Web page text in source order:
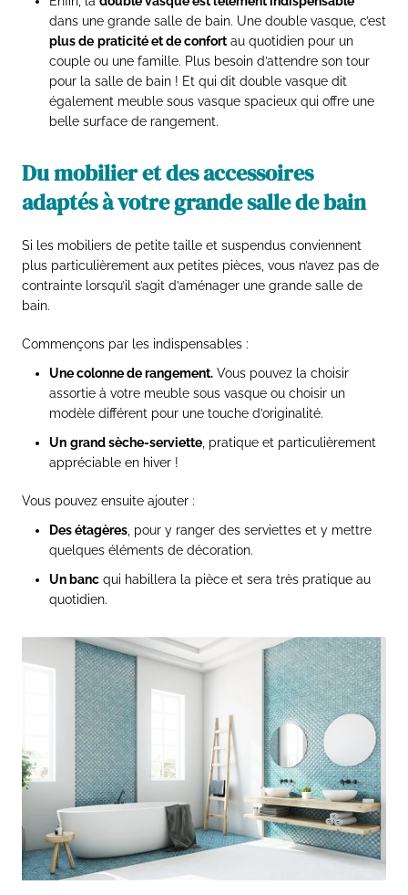
dans une grande salle de bain. Une double vasque, c’est
plus de praticité et de confortau quotidien pour un
couple ou une famille. Plus besoin d’attendre son tour
pour la salle de bain ! Et qui dit double vasque dit
également meuble sous vasque spacieux qui offre une
belle surface de rangement.
Du mobilier et des accessoires
adaptés à votre grande salle de bain
Si les mobiliers de petite taille et suspendus conviennent
plus particulièrement aux petites pièces, vous n’avez pas de
contrainte lorsqu’il s’agit d’aménager une grande salle de
bain.
Commençons par les indispensables :
Une colonne de rangement. Vous pouvez la choisir
assortie à votre meuble sous vasque ou choisir un
modèle différent pour une touche d’originalité.
Un grand sèche-serviette, pratique et particulièrement
appréciable en hiver !
Vous pouvez ensuite ajouter :
Des étagères, pour y ranger des serviettes et y mettre
quelques éléments de décoration.
Un banc qui habillera la pièce et sera très pratique au
quotidien.